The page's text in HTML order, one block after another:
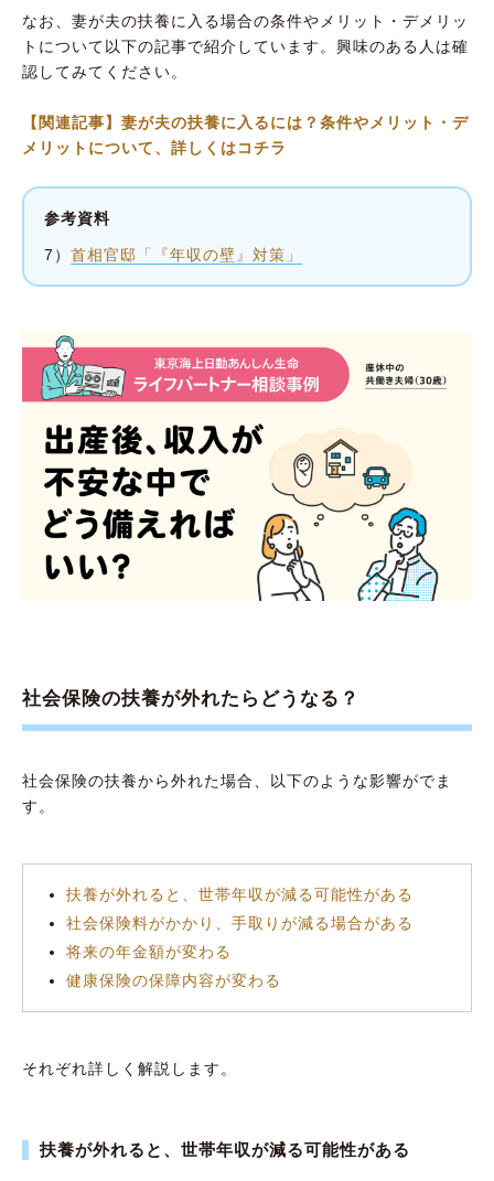
なお、妻が夫の扶養に入る場合の条件やメリット・デメリッ
トについて以下の記事で紹介しています。興味のある人は確
認してみてください。
【関連記事】妻が夫の扶養に入るには？条件やメリット・デ
メリットについて、詳しくはコチラ
参考資料
7） 首相官邸「『年収の壁』対策」
社会保険の扶養が外れたらどうなる？
社会保険の扶養から外れた場合、以下のような影響がでま
す。
扶養が外れると、世帯年収が減る可能性がある
社会保険料がかかり、手取りが減る場合がある
将来の年金額が変わる
健康保険の保障内容が変わる
それぞれ詳しく解説します。
扶養が外れると、世帯年収が減る可能性がある